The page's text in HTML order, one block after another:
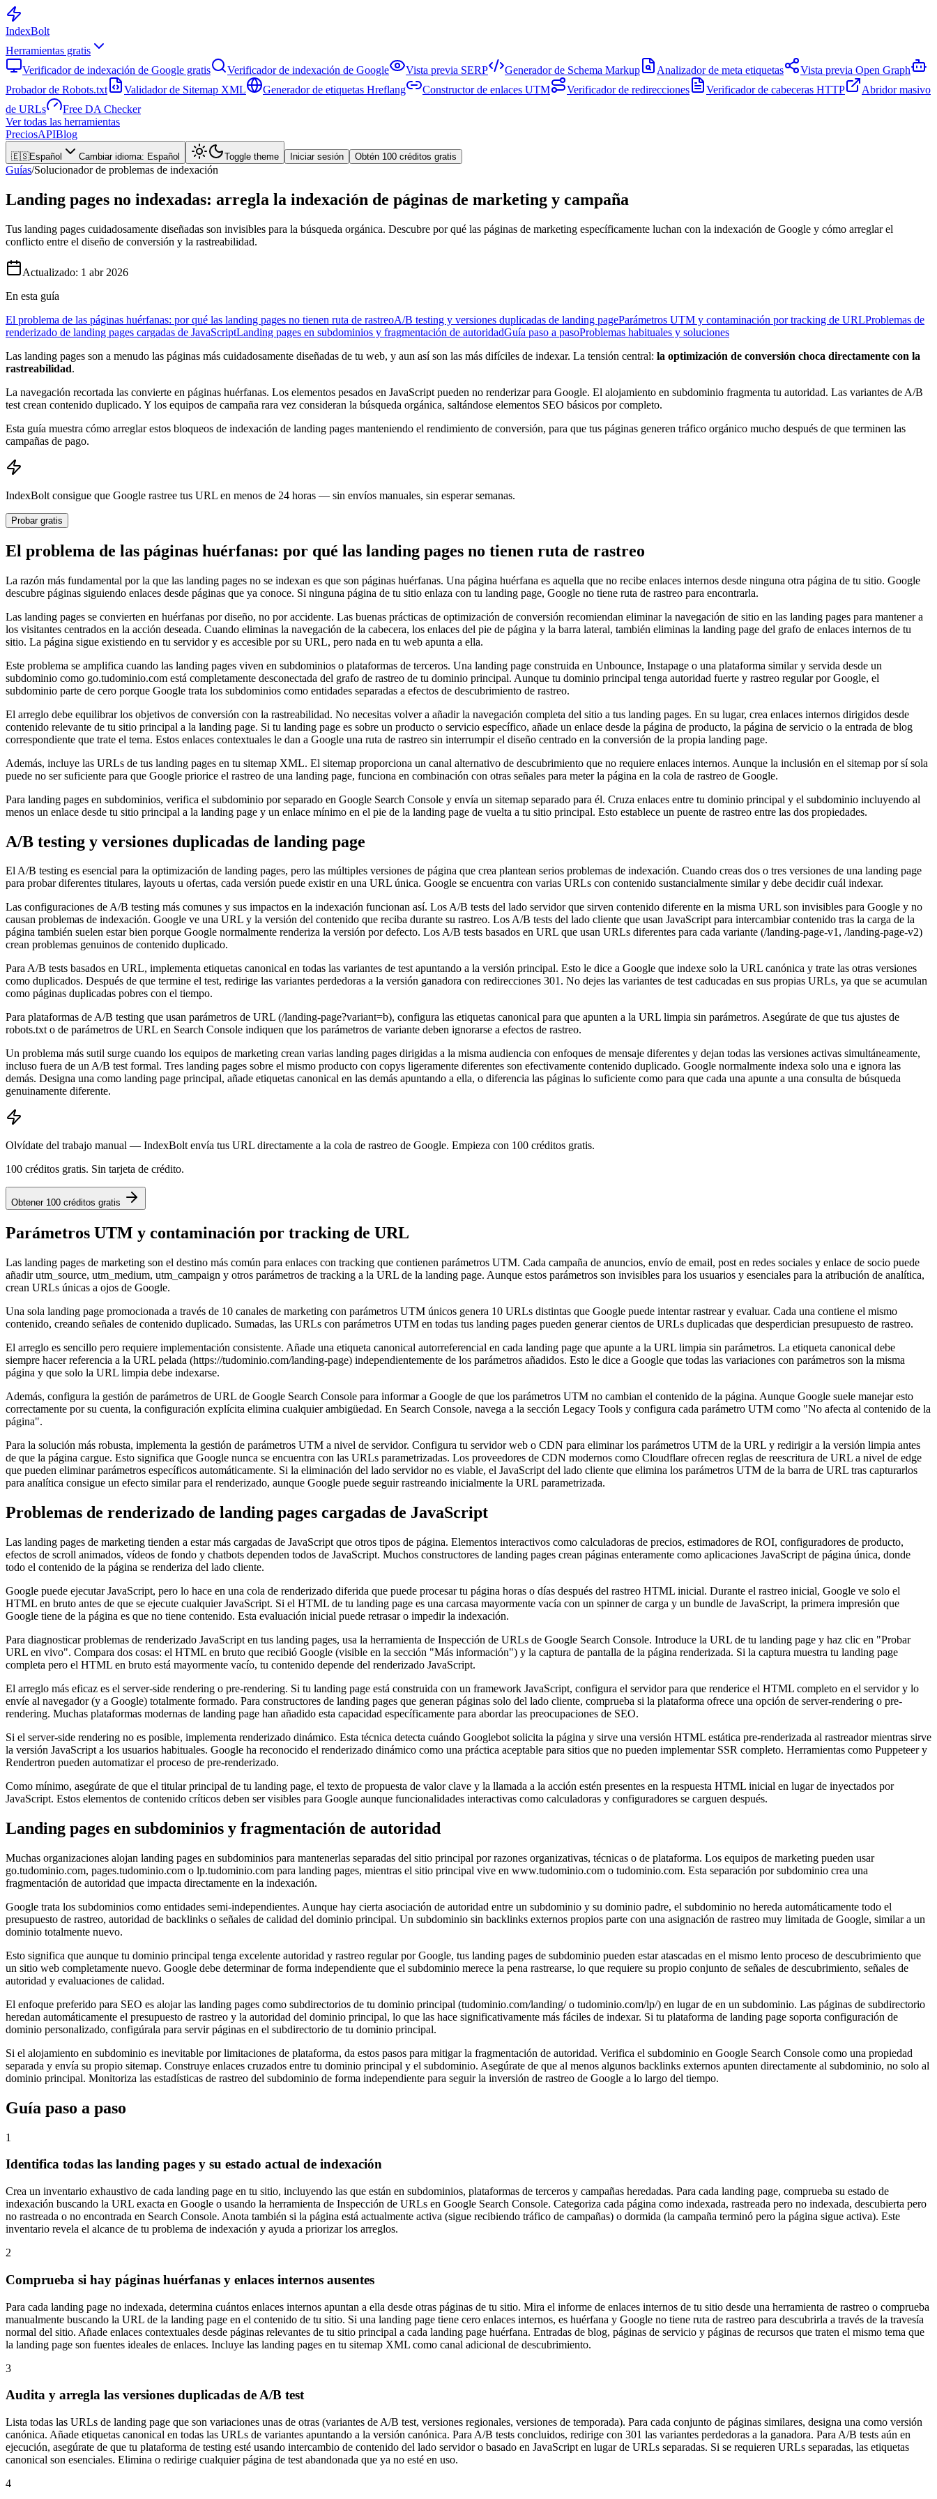
IndexBolt
Herramientas gratis
Verificador de indexación de Google gratis
Verificador de indexación de Google Vista previa SERP Generador de Schema Markup Analizador de meta etiquetas
Vista previa Open Graph
Probador de Robots.txt
Validador de Sitemap XML Generador de etiquetas Hreflang Constructor de enlaces UTM Verificador de redirecciones Verificador de cabeceras HTTP
Abridor masivo
de URLs
Free DA Checker
Ver todas las herramientas
PreciosAPIBlog
🇪🇸Español Cambiar idioma: Español Toggle theme Iniciar sesión Obtén 100 créditos gratis
Guías/Solucionador de problemas de indexación
Landing pages no indexadas: arregla la indexación de páginas de marketing y campaña
Tus landing pages cuidadosamente diseñadas son invisibles para la búsqueda orgánica. Descubre por qué las páginas de marketing específicamente luchan con la indexación de Google y cómo arreglar el
conflicto entre el diseño de conversión y la rastreabilidad.
Actualizado: 1 abr 2026
En esta guía
El problema de las páginas huérfanas: por qué las landing pages no tienen ruta de rastreoA/B testing y versiones duplicadas de landing pageParámetros UTM y contaminación por tracking de URLProblemas de
renderizado de landing pages cargadas de JavaScriptLanding pages en subdominios y fragmentación de autoridadGuía paso a pasoProblemas habituales y soluciones
Las landing pages son a menudo las páginas más cuidadosamente diseñadas de tu web, y aun así son las más difíciles de indexar. La tensión central: la optimización de conversión choca directamente con la
rastreabilidad.
La navegación recortada las convierte en páginas huérfanas. Los elementos pesados en JavaScript pueden no renderizar para Google. El alojamiento en subdominio fragmenta tu autoridad. Las variantes de A/B
test crean contenido duplicado. Y los equipos de campaña rara vez consideran la búsqueda orgánica, saltándose elementos SEO básicos por completo.
Esta guía muestra cómo arreglar estos bloqueos de indexación de landing pages manteniendo el rendimiento de conversión, para que tus páginas generen tráfico orgánico mucho después de que terminen las
campañas de pago.
IndexBolt consigue que Google rastree tus URL en menos de 24 horas — sin envíos manuales, sin esperar semanas.
Probar gratis
El problema de las páginas huérfanas: por qué las landing pages no tienen ruta de rastreo
La razón más fundamental por la que las landing pages no se indexan es que son páginas huérfanas. Una página huérfana es aquella que no recibe enlaces internos desde ninguna otra página de tu sitio. Google
descubre páginas siguiendo enlaces desde páginas que ya conoce. Si ninguna página de tu sitio enlaza con tu landing page, Google no tiene ruta de rastreo para encontrarla.
Las landing pages se convierten en huérfanas por diseño, no por accidente. Las buenas prácticas de optimización de conversión recomiendan eliminar la navegación de sitio en las landing pages para mantener a
los visitantes centrados en la acción deseada. Cuando eliminas la navegación de la cabecera, los enlaces del pie de página y la barra lateral, también eliminas la landing page del grafo de enlaces internos de tu
sitio. La página sigue existiendo en tu servidor y es accesible por su URL, pero nada en tu web apunta a ella.
Este problema se amplifica cuando las landing pages viven en subdominios o plataformas de terceros. Una landing page construida en Unbounce, Instapage o una plataforma similar y servida desde un
subdominio como go.tudominio.com está completamente desconectada del grafo de rastreo de tu dominio principal. Aunque tu dominio principal tenga autoridad fuerte y rastreo regular por Google, el
subdominio parte de cero porque Google trata los subdominios como entidades separadas a efectos de descubrimiento de rastreo.
El arreglo debe equilibrar los objetivos de conversión con la rastreabilidad. No necesitas volver a añadir la navegación completa del sitio a tus landing pages. En su lugar, crea enlaces internos dirigidos desde
contenido relevante de tu sitio principal a la landing page. Si tu landing page es sobre un producto o servicio específico, añade un enlace desde la página de producto, la página de servicio o la entrada de blog
correspondiente que trate el tema. Estos enlaces contextuales le dan a Google una ruta de rastreo sin interrumpir el diseño centrado en la conversión de la propia landing page.
Además, incluye las URLs de tus landing pages en tu sitemap XML. El sitemap proporciona un canal alternativo de descubrimiento que no requiere enlaces internos. Aunque la inclusión en el sitemap por sí sola
puede no ser suficiente para que Google priorice el rastreo de una landing page, funciona en combinación con otras señales para meter la página en la cola de rastreo de Google.
Para landing pages en subdominios, verifica el subdominio por separado en Google Search Console y envía un sitemap separado para él. Cruza enlaces entre tu dominio principal y el subdominio incluyendo al
menos un enlace desde tu sitio principal a la landing page y un enlace mínimo en el pie de la landing page de vuelta a tu sitio principal. Esto establece un puente de rastreo entre las dos propiedades.
A/B testing y versiones duplicadas de landing page
El A/B testing es esencial para la optimización de landing pages, pero las múltiples versiones de página que crea plantean serios problemas de indexación. Cuando creas dos o tres versiones de una landing page
para probar diferentes titulares, layouts u ofertas, cada versión puede existir en una URL única. Google se encuentra con varias URLs con contenido sustancialmente similar y debe decidir cuál indexar.
Las configuraciones de A/B testing más comunes y sus impactos en la indexación funcionan así. Los A/B tests del lado servidor que sirven contenido diferente en la misma URL son invisibles para Google y no
causan problemas de indexación. Google ve una URL y la versión del contenido que reciba durante su rastreo. Los A/B tests del lado cliente que usan JavaScript para intercambiar contenido tras la carga de la
página también suelen estar bien porque Google normalmente renderiza la versión por defecto. Los A/B tests basados en URL que usan URLs diferentes para cada variante (/landing-page-v1, /landing-page-v2)
crean problemas genuinos de contenido duplicado.
Para A/B tests basados en URL, implementa etiquetas canonical en todas las variantes de test apuntando a la versión principal. Esto le dice a Google que indexe solo la URL canónica y trate las otras versiones
como duplicados. Después de que termine el test, redirige las variantes perdedoras a la versión ganadora con redirecciones 301. No dejes las variantes de test caducadas en sus propias URLs, ya que se acumulan
como páginas duplicadas pobres con el tiempo.
Para plataformas de A/B testing que usan parámetros de URL (/landing-page?variant=b), configura las etiquetas canonical para que apunten a la URL limpia sin parámetros. Asegúrate de que tus ajustes de
robots.txt o de parámetros de URL en Search Console indiquen que los parámetros de variante deben ignorarse a efectos de rastreo.
Un problema más sutil surge cuando los equipos de marketing crean varias landing pages dirigidas a la misma audiencia con enfoques de mensaje diferentes y dejan todas las versiones activas simultáneamente,
incluso fuera de un A/B test formal. Tres landing pages sobre el mismo producto con copys ligeramente diferentes son efectivamente contenido duplicado. Google normalmente indexa solo una e ignora las
demás. Designa una como landing page principal, añade etiquetas canonical en las demás apuntando a ella, o diferencia las páginas lo suficiente como para que cada una apunte a una consulta de búsqueda
genuinamente diferente.
Olvídate del trabajo manual — IndexBolt envía tus URL directamente a la cola de rastreo de Google. Empieza con 100 créditos gratis.
100 créditos gratis. Sin tarjeta de crédito.
Obtener 100 créditos gratis
Parámetros UTM y contaminación por tracking de URL
Las landing pages de marketing son el destino más común para enlaces con tracking que contienen parámetros UTM. Cada campaña de anuncios, envío de email, post en redes sociales y enlace de socio puede
añadir utm_source, utm_medium, utm_campaign y otros parámetros de tracking a la URL de la landing page. Aunque estos parámetros son invisibles para los usuarios y esenciales para la atribución de analítica,
crean URLs únicas a ojos de Google.
Una sola landing page promocionada a través de 10 canales de marketing con parámetros UTM únicos genera 10 URLs distintas que Google puede intentar rastrear y evaluar. Cada una contiene el mismo
contenido, creando señales de contenido duplicado. Sumadas, las URLs con parámetros UTM en todas tus landing pages pueden generar cientos de URLs duplicadas que desperdician presupuesto de rastreo.
El arreglo es sencillo pero requiere implementación consistente. Añade una etiqueta canonical autorreferencial en cada landing page que apunte a la URL limpia sin parámetros. La etiqueta canonical debe
siempre hacer referencia a la URL pelada (https://tudominio.com/landing-page) independientemente de los parámetros añadidos. Esto le dice a Google que todas las variaciones con parámetros son la misma
página y que solo la URL limpia debe indexarse.
Además, configura la gestión de parámetros de URL de Google Search Console para informar a Google de que los parámetros UTM no cambian el contenido de la página. Aunque Google suele manejar esto
correctamente por su cuenta, la configuración explícita elimina cualquier ambigüedad. En Search Console, navega a la sección Legacy Tools y configura cada parámetro UTM como "No afecta al contenido de la
página".
Para la solución más robusta, implementa la gestión de parámetros UTM a nivel de servidor. Configura tu servidor web o CDN para eliminar los parámetros UTM de la URL y redirigir a la versión limpia antes
de que la página cargue. Esto significa que Google nunca se encuentra con las URLs parametrizadas. Los proveedores de CDN modernos como Cloudflare ofrecen reglas de reescritura de URL a nivel de edge
que pueden eliminar parámetros específicos automáticamente. Si la eliminación del lado servidor no es viable, el JavaScript del lado cliente que elimina los parámetros UTM de la barra de URL tras capturarlos
para analítica consigue un efecto similar para el renderizado, aunque Google puede seguir rastreando inicialmente la URL parametrizada.
Problemas de renderizado de landing pages cargadas de JavaScript
Las landing pages de marketing tienden a estar más cargadas de JavaScript que otros tipos de página. Elementos interactivos como calculadoras de precios, estimadores de ROI, configuradores de producto,
efectos de scroll animados, vídeos de fondo y chatbots dependen todos de JavaScript. Muchos constructores de landing pages crean páginas enteramente como aplicaciones JavaScript de página única, donde
todo el contenido de la página se renderiza del lado cliente.
Google puede ejecutar JavaScript, pero lo hace en una cola de renderizado diferida que puede procesar tu página horas o días después del rastreo HTML inicial. Durante el rastreo inicial, Google ve solo el
HTML en bruto antes de que se ejecute cualquier JavaScript. Si el HTML de tu landing page es una carcasa mayormente vacía con un spinner de carga y un bundle de JavaScript, la primera impresión que
Google tiene de la página es que no tiene contenido. Esta evaluación inicial puede retrasar o impedir la indexación.
Para diagnosticar problemas de renderizado JavaScript en tus landing pages, usa la herramienta de Inspección de URLs de Google Search Console. Introduce la URL de tu landing page y haz clic en "Probar
URL en vivo". Compara dos cosas: el HTML en bruto que recibió Google (visible en la sección "Más información") y la captura de pantalla de la página renderizada. Si la captura muestra tu landing page
completa pero el HTML en bruto está mayormente vacío, tu contenido depende del renderizado JavaScript.
El arreglo más eficaz es el server-side rendering o pre-rendering. Si tu landing page está construida con un framework JavaScript, configura el servidor para que renderice el HTML completo en el servidor y lo
envíe al navegador (y a Google) totalmente formado. Para constructores de landing pages que generan páginas solo del lado cliente, comprueba si la plataforma ofrece una opción de server-rendering o pre-
rendering. Muchas plataformas modernas de landing page han añadido esta capacidad específicamente para abordar las preocupaciones de SEO.
Si el server-side rendering no es posible, implementa renderizado dinámico. Esta técnica detecta cuándo Googlebot solicita la página y sirve una versión HTML estática pre-renderizada al rastreador mientras sirve
la versión JavaScript a los usuarios habituales. Google ha reconocido el renderizado dinámico como una práctica aceptable para sitios que no pueden implementar SSR completo. Herramientas como Puppeteer y
Rendertron pueden automatizar el proceso de pre-renderizado.
Como mínimo, asegúrate de que el titular principal de tu landing page, el texto de propuesta de valor clave y la llamada a la acción estén presentes en la respuesta HTML inicial en lugar de inyectados por
JavaScript. Estos elementos de contenido críticos deben ser visibles para Google aunque funcionalidades interactivas como calculadoras y configuradores se carguen después.
Landing pages en subdominios y fragmentación de autoridad
Muchas organizaciones alojan landing pages en subdominios para mantenerlas separadas del sitio principal por razones organizativas, técnicas o de plataforma. Los equipos de marketing pueden usar
go.tudominio.com, pages.tudominio.com o lp.tudominio.com para landing pages, mientras el sitio principal vive en www.tudominio.com o tudominio.com. Esta separación por subdominio crea una
fragmentación de autoridad que impacta directamente en la indexación.
Google trata los subdominios como entidades semi-independientes. Aunque hay cierta asociación de autoridad entre un subdominio y su dominio padre, el subdominio no hereda automáticamente todo el
presupuesto de rastreo, autoridad de backlinks o señales de calidad del dominio principal. Un subdominio sin backlinks externos propios parte con una asignación de rastreo muy limitada de Google, similar a un
dominio totalmente nuevo.
Esto significa que aunque tu dominio principal tenga excelente autoridad y rastreo regular por Google, tus landing pages de subdominio pueden estar atascadas en el mismo lento proceso de descubrimiento que
un sitio web completamente nuevo. Google debe determinar de forma independiente que el subdominio merece la pena rastrearse, lo que requiere su propio conjunto de señales de descubrimiento, señales de
autoridad y evaluaciones de calidad.
El enfoque preferido para SEO es alojar las landing pages como subdirectorios de tu dominio principal (tudominio.com/landing/ o tudominio.com/lp/) en lugar de en un subdominio. Las páginas de subdirectorio
heredan automáticamente el presupuesto de rastreo y la autoridad del dominio principal, lo que las hace significativamente más fáciles de indexar. Si tu plataforma de landing page soporta configuración de
dominio personalizado, configúrala para servir páginas en el subdirectorio de tu dominio principal.
Si el alojamiento en subdominio es inevitable por limitaciones de plataforma, da estos pasos para mitigar la fragmentación de autoridad. Verifica el subdominio en Google Search Console como una propiedad
separada y envía su propio sitemap. Construye enlaces cruzados entre tu dominio principal y el subdominio. Asegúrate de que al menos algunos backlinks externos apunten directamente al subdominio, no solo al
dominio principal. Monitoriza las estadísticas de rastreo del subdominio de forma independiente para seguir la inversión de rastreo de Google a lo largo del tiempo.
Guía paso a paso
1
Identifica todas las landing pages y su estado actual de indexación
Crea un inventario exhaustivo de cada landing page en tu sitio, incluyendo las que están en subdominios, plataformas de terceros y campañas heredadas. Para cada landing page, comprueba su estado de
indexación buscando la URL exacta en Google o usando la herramienta de Inspección de URLs en Google Search Console. Categoriza cada página como indexada, rastreada pero no indexada, descubierta pero
no rastreada o no encontrada en Search Console. Anota también si la página está actualmente activa (sigue recibiendo tráfico de campañas) o dormida (la campaña terminó pero la página sigue activa). Este
inventario revela el alcance de tu problema de indexación y ayuda a priorizar los arreglos.
2
Comprueba si hay páginas huérfanas y enlaces internos ausentes
Para cada landing page no indexada, determina cuántos enlaces internos apuntan a ella desde otras páginas de tu sitio. Mira el informe de enlaces internos de tu sitio desde una herramienta de rastreo o comprueba
manualmente buscando la URL de la landing page en el contenido de tu sitio. Si una landing page tiene cero enlaces internos, es huérfana y Google no tiene ruta de rastreo para descubrirla a través de la travesía
normal del sitio. Añade enlaces contextuales desde páginas relevantes de tu sitio principal a cada landing page huérfana. Entradas de blog, páginas de servicio y páginas de recursos que traten el mismo tema que
la landing page son fuentes ideales de enlaces. Incluye las landing pages en tu sitemap XML como canal adicional de descubrimiento.
3
Audita y arregla las versiones duplicadas de A/B test
Lista todas las URLs de landing page que son variaciones unas de otras (variantes de A/B test, versiones regionales, versiones de temporada). Para cada conjunto de páginas similares, designa una como versión
canónica. Añade etiquetas canonical en todas las URLs de variantes apuntando a la versión canónica. Para A/B tests concluidos, redirige con 301 las variantes perdedoras a la ganadora. Para A/B tests aún en
ejecución, asegúrate de que tu plataforma de testing esté usando intercambio de contenido del lado servidor o basado en JavaScript en lugar de URLs separadas. Si se requieren URLs separadas, las etiquetas
canonical son esenciales. Elimina o redirige cualquier página de test abandonada que ya no esté en uso.
4